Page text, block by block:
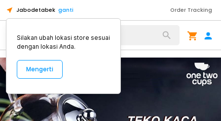
Jabodetabek ganti Order Tracking
Alat Kopi
Silakan ubah lokasi store sesuai
dengan lokasi Anda.
Mengerti